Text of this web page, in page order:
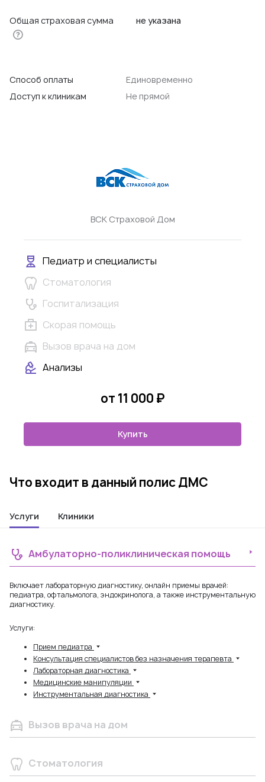
Общая страховая сумма не указана
Способ оплаты
Единовременно
Доступ к клиникам
Не прямой
ВСК Страховой Дом
Педиатр и специалисты
Стоматология
Госпитализация
Скорая помощь
Вызов врача на дом
Анализы
от 11 000 ₽
Купить
Что входит в данный полис ДМС
Услуги Клиники
Амбулаторно-поликлиническая помощь
Включает лабораторную диагностику, онлайн приемы врачей:
педиатра, офтальмолога, эндокринолога, а также инструментальную
диагностику.
Услуги:
Прием педиатра
Консультация специалистов без назначения терапевта
Лабораторная диагностика
Медицинские манипуляции
Инструментальная диагностика
Вызов врача на дом
Стоматология